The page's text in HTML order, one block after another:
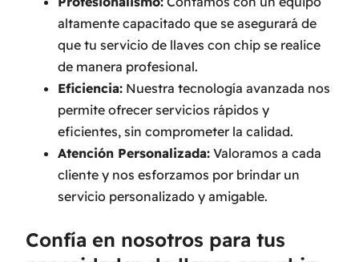
altamente capacitado que se asegurará de
que tu servicio de llaves con chip se realice
de manera profesional.
Eficiencia: Nuestra tecnología avanzada nos
permite ofrecer servicios rápidos y
eficientes, sin comprometer la calidad.
Atención Personalizada: Valoramos a cada
cliente y nos esforzamos por brindar un
servicio personalizado y amigable.
Confía en nosotros para tus